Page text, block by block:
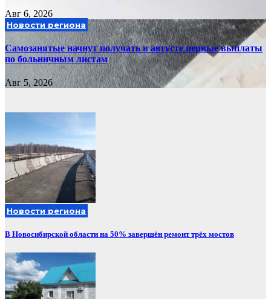
Авг 6, 2026
Новости региона
Самозанятые начнут получать в августе первые выплаты
по больничным листам
Авг 5, 2026
Новости региона
В Новосибирской области на 50% завершён ремонт трёх мостов